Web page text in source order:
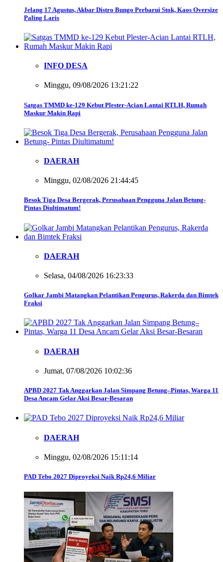
Jelang 17 Agustus, Akbar Distro Bungo Perbarui Stok, Kaos Oversize
Paling Laris
INFO DESA
Minggu, 09/08/2026 13:21:22
Satgas TMMD ke-129 Kebut Plester-Acian Lantai RTLH, Rumah
Maskur Makin Rapi
DAERAH
Minggu, 02/08/2026 21:44:45
Besok Tiga Desa Bergerak, Perusahaan Pengguna Jalan Betung-
Pintas Diultimatum!
DAERAH
Selasa, 04/08/2026 16:23:33
Golkar Jambi Matangkan Pelantikan Pengurus, Rakerda dan Bimtek
Fraksi
DAERAH
Jumat, 07/08/2026 10:02:36
APBD 2027 Tak Anggarkan Jalan Simpang Betung–Pintas, Warga 11
Desa Ancam Gelar Aksi Besar-Besaran
DAERAH
Minggu, 02/08/2026 15:11:14
PAD Tebo 2027 Diproyeksi Naik Rp24,6 Miliar